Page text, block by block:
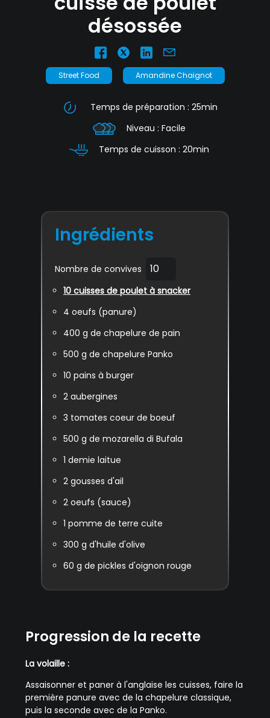
désossée
Street Food Amandine Chaignot
Temps de préparation : 25min
Niveau : Facile
Temps de cuisson : 20min
Ingrédients
Nombre de convives
10 cuisses de poulet à snacker
4 oeufs (panure)
400 g de chapelure de pain
500 g de chapelure Panko
10 pains à burger
2 aubergines
3 tomates coeur de boeuf
500 g de mozarella di Bufala
1 demie laitue
2 gousses d'ail
2 oeufs (sauce)
1 pomme de terre cuite
300 g d'huile d'olive
60 g de pickles d'oignon rouge
Progression de la recette
La volaille :
Assaisonner et paner à l'anglaise les cuisses, faire la
première panure avec de la chapelure classique,
puis la seconde avec de la Panko.